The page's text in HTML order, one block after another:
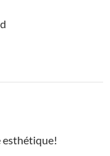
esthétique!